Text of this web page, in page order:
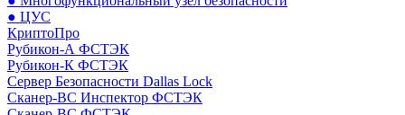
● ЦУС
КриптоПро
Рубикон-А ФСТЭК
Рубикон-К ФСТЭК
Сервер Безопасности Dallas Lock
Сканер-ВС Инспектор ФСТЭК